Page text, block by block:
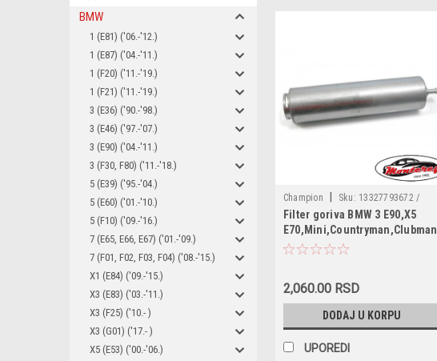
BMW
1 (E81) ('06.-'12.)
1 (E87) ('04.-'11.)
1 (F20) ('11.-'19.)
1 (F21) ('11.-'19.)
3 (E36) ('90.-'98.)
3 (E46) ('97.-'07.)
3 (E90) ('04.-'11.)
3 (F30, F80) ('11.-'18.)
5 (E39) ('95.-'04.)
5 (E60) ('01.-'10.)
5 (F10) ('09.-'16.)
7 (E65, E66, E67) ('01.-'09.)
7 (F01, F02, F03, F04) ('08.-'15.)
X1 (E84) ('09.-'15.)
X3 (E83) ('03.-'11.)
X3 (F25) ('10.- )
X3 (G01) ('17.- )
X5 (E53) ('00.-'06.)
Champion Sku: 13327793672 /
CFF100424 / 13327788700
Filter goriva BMW 3 E90,X5
E70,Mini,Countryman,Clubman
2,060.00 RSD
DODAJ U KORPU
UPOREDI